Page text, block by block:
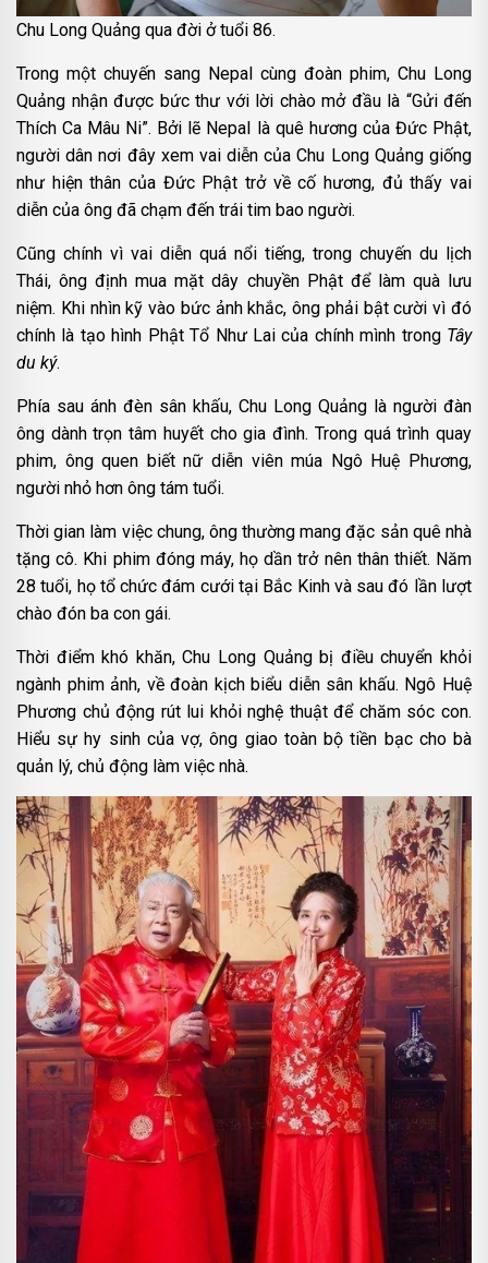
Chu Long Quảng qua đời ở tuổi 86.
Trong một chuyến sang Nepal cùng đoàn phim, Chu Long
Quảng nhận được bức thư với lời chào mở đầu là “Gửi đến
Thích Ca Mâu Ni”. Bởi lẽ Nepal là quê hương của Đức Phật,
người dân nơi đây xem vai diễn của Chu Long Quảng giống
như hiện thân của Đức Phật trở về cố hương, đủ thấy vai
diễn của ông đã chạm đến trái tim bao người.
Cũng chính vì vai diễn quá nổi tiếng, trong chuyến du lịch
Thái, ông định mua mặt dây chuyền Phật để làm quà lưu
niệm. Khi nhìn kỹ vào bức ảnh khắc, ông phải bật cười vì đó
chính là tạo hình Phật Tổ Như Lai của chính mình trong Tây
du ký.
Phía sau ánh đèn sân khấu, Chu Long Quảng là người đàn
ông dành trọn tâm huyết cho gia đình. Trong quá trình quay
phim, ông quen biết nữ diễn viên múa Ngô Huệ Phương,
người nhỏ hơn ông tám tuổi.
Thời gian làm việc chung, ông thường mang đặc sản quê nhà
tặng cô. Khi phim đóng máy, họ dần trở nên thân thiết. Năm
28 tuổi, họ tổ chức đám cưới tại Bắc Kinh và sau đó lần lượt
chào đón ba con gái.
Thời điểm khó khăn, Chu Long Quảng bị điều chuyển khỏi
ngành phim ảnh, về đoàn kịch biểu diễn sân khấu. Ngô Huệ
Phương chủ động rút lui khỏi nghệ thuật để chăm sóc con.
Hiểu sự hy sinh của vợ, ông giao toàn bộ tiền bạc cho bà
quản lý, chủ động làm việc nhà.